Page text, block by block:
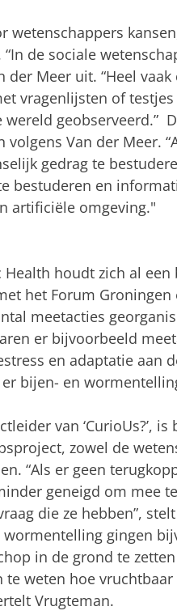
wetenschappers
de sociale
der Meer uit. “Heel
vragenlijsten of
geobserveerd.”
Van der Meer.
gedrag te
bestuderen en
artificiële omgeving."
Health houdt zich al
het Forum Groningen
meetacties
er bijvoorbeeld
en adaptatie aan
bijen- en
van ‘CurioUs?’,
zowel de
“Als er geen
geneigd om mee
die ze hebben”,
gingen
in de grond te
te weten hoe
Vrugteman.